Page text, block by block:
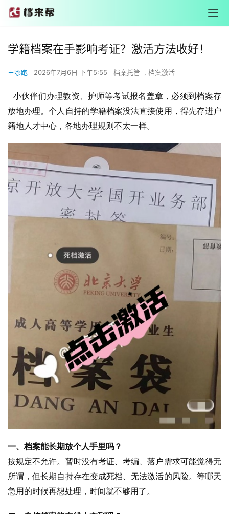
学籍档案在手影响考证？激活方法收好！
王哪跑 2026年7月6日 下午5:55 档案托管 , 档案激活
小伙伴们办理教资、护师等考试报名盖章，必须到档案存
放地办理。个人自持的学籍档案没法直接使用，得先存进户
籍地人才中心，各地办理规则不太一样。
一、档案能长期放个人手里吗？
按规定不允许。暂时没有考证、考编、落户需求可能觉得无
所谓，但长期自持存在变成死档、无法激活的风险。等哪天
急用的时候再想处理，时间就不够用了。